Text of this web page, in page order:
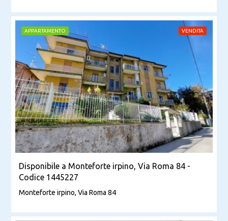
APPARTAMENTO VENDITA
Disponibile a Monteforte irpino, Via Roma 84 -
Codice 1445227
Monteforte irpino, Via Roma 84